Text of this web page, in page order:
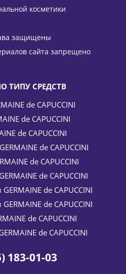
косметики
защищены
сайта запрещено
ТИПУ СРЕДСТВ
de CAPUCCINI
de CAPUCCINI
de CAPUCCINI
de CAPUCCINI
de CAPUCCINI
de CAPUCCINI
de CAPUCCINI
de CAPUCCINI
de CAPUCCINI
de CAPUCCINI
183-01-03